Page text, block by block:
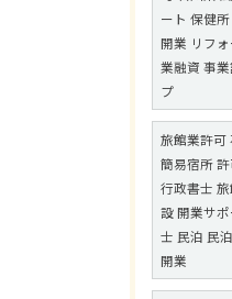
ート 保健
開業 リフ
業融資 事
プ
旅館業許可
簡易宿所
行政書士
設 開業サ
士 民泊 民
開業